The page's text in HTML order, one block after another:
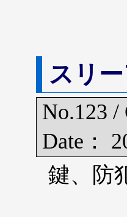
スリ
No.123 /
Date：
鍵、防